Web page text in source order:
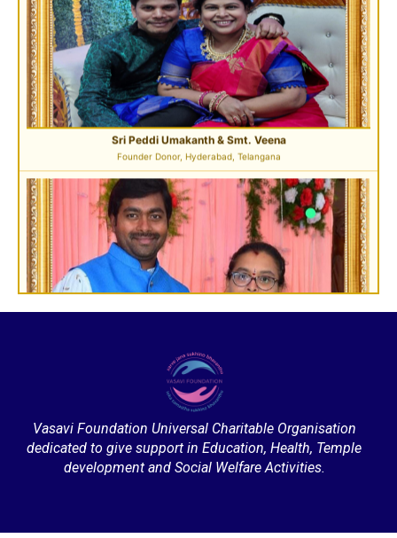
Sri Pavan Gupta
VIP Donor & TG State President, Hyderabad
Sri Desu Ramesh Babu & Smt. Padmavathi
VIP Member, Addanki, AP
Vasavi Foundation Universal Charitable Organisation
dedicated to give support in Education, Health, Temple
development and Social Welfare Activities.